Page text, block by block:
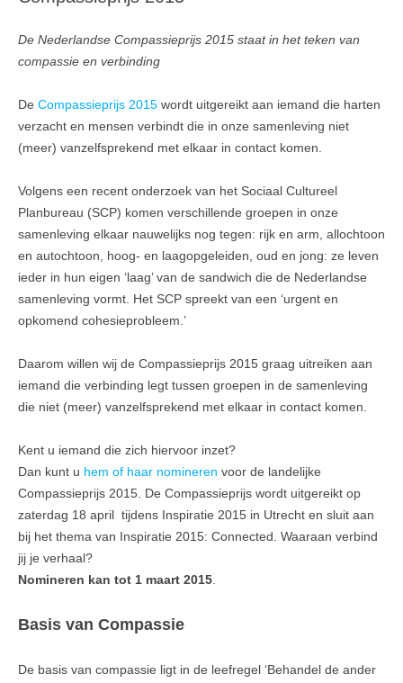
De Nederlandse Compassieprijs 2015 staat in het teken van
compassie en verbinding
De Compassieprijs 2015 wordt uitgereikt aan iemand die harten
verzacht en mensen verbindt die in onze samenleving niet
(meer) vanzelfsprekend met elkaar in contact komen.
Volgens een recent onderzoek van het Sociaal Cultureel
Planbureau (SCP) komen verschillende groepen in onze
samenleving elkaar nauwelijks nog tegen: rijk en arm, allochtoon
en autochtoon, hoog- en laagopgeleiden, oud en jong: ze leven
ieder in hun eigen ‘laag’ van de sandwich die de Nederlandse
samenleving vormt. Het SCP spreekt van een ‘urgent en
opkomend cohesieprobleem.’
Daarom willen wij de Compassieprijs 2015 graag uitreiken aan
iemand die verbinding legt tussen groepen in de samenleving
die niet (meer) vanzelfsprekend met elkaar in contact komen.
Kent u iemand die zich hiervoor inzet?
Dan kunt u hem of haar nomineren voor de landelijke
Compassieprijs 2015. De Compassieprijs wordt uitgereikt op
zaterdag 18 april tijdens Inspiratie 2015 in Utrecht en sluit aan
bij het thema van Inspiratie 2015: Connected. Waaraan verbind
jij je verhaal?
Nomineren kan tot 1 maart 2015
Basis van Compassie
De basis van compassie ligt in de leefregel ‘Behandel de ander